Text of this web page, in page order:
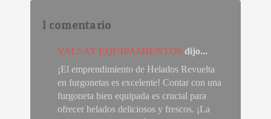
1 comentario
VALSAT EQUIPAMIENTOS dijo...
¡El emprendimiento de Helados Revuelta
en furgonetas es excelente! Contar con una
furgoneta bien equipada es crucial para
ofrecer helados deliciosos y frescos. ¡La